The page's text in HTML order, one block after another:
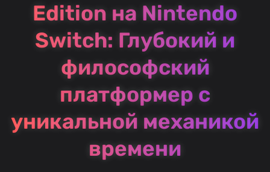
Edition на Nintendo
Switch: Глубокий и
философский
платформер с
уникальной механикой
времени